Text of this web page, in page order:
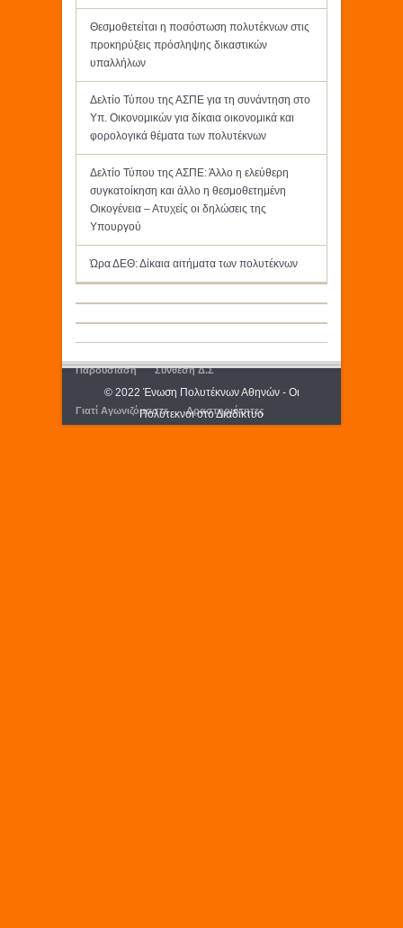
Θεσμοθετείται η ποσόστωση πολυτέκνων στις
προκηρύξεις πρόσληψης δικαστικών
υπαλλήλων
Δελτίο Τύπου της ΑΣΠΕ για τη συνάντηση στο
Υπ. Οικονομικών για δίκαια οικονομικά και
φορολογικά θέματα των πολυτέκνων
Δελτίο Τύπου της ΑΣΠΕ: Άλλο η ελεύθερη
συγκατοίκηση και άλλο η θεσμοθετημένη
Οικογένεια – Ατυχείς οι δηλώσεις της
Υπουργού
Ώρα ΔΕΘ: Δίκαια αιτήματα των πολυτέκνων
Παρουσίαση Σύνθεση Δ.Σ
Γιατί Αγωνιζόμαστε Δραστηριότητες
© 2022 Ένωση Πολυτέκνων Αθηνών - Οι
Πολύτεκνοι στο Διαδίκτυο